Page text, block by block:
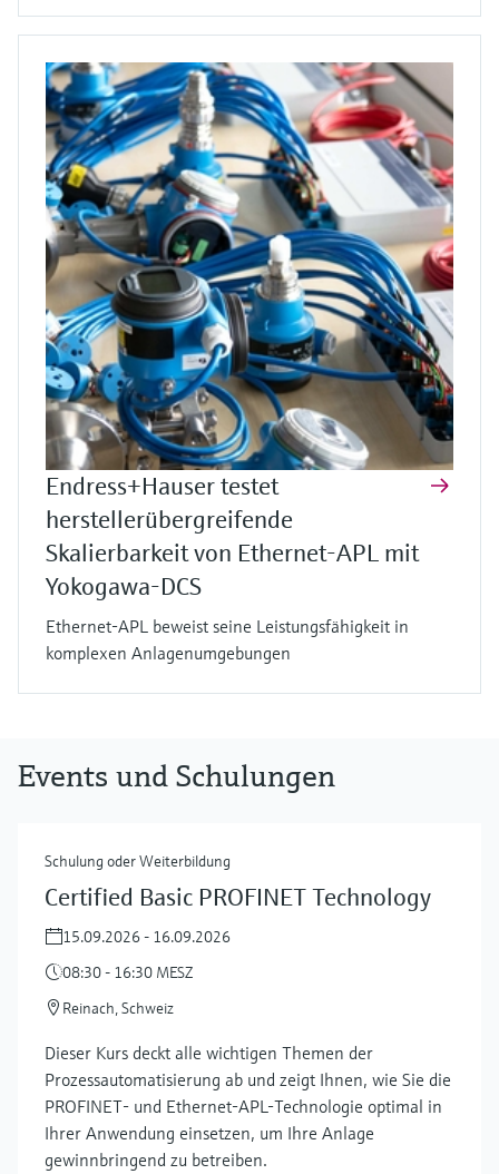
Endress+Hauser testet
herstellerübergreifende
Skalierbarkeit von Ethernet-APL mit
Yokogawa-DCS
Ethernet-APL beweist seine Leistungsfähigkeit in
komplexen Anlagenumgebungen
Events und Schulungen
Schulung oder Weiterbildung
Certified Basic PROFINET Technology
15.09.2026 - 16.09.2026
08:30 - 16:30 MESZ
Reinach, Schweiz
Dieser Kurs deckt alle wichtigen Themen der
Prozessautomatisierung ab und zeigt Ihnen, wie Sie die
PROFINET- und Ethernet-APL-Technologie optimal in
Ihrer Anwendung einsetzen, um Ihre Anlage
gewinnbringend zu betreiben.